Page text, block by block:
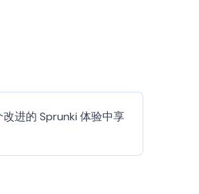
进的 Sprunki 体验中享